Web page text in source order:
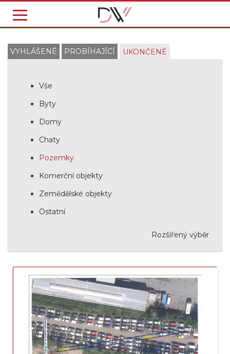
VYHLÁŠENÉ PROBÍHAJÍCÍ UKONČENÉ
Vše
Byty
Domy
Chaty
Pozemky
Komerční objekty
Zemědělské objekty
Ostatní
Rozšířený výběr